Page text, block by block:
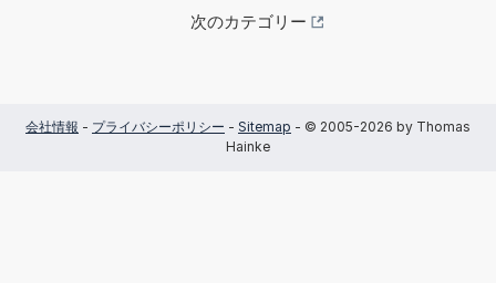
次のカテゴリー
会社情報 - プライバシーポリシー - Sitemap - © 2005-2026 by Thomas
Hainke